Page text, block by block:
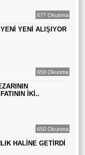
VERİN
YAŞADIĞINI
677 Okunma
YENİ ALIŞIYOR
659 Okunma
İKİ..
650 Okunma
HALİNE GETİRDİ